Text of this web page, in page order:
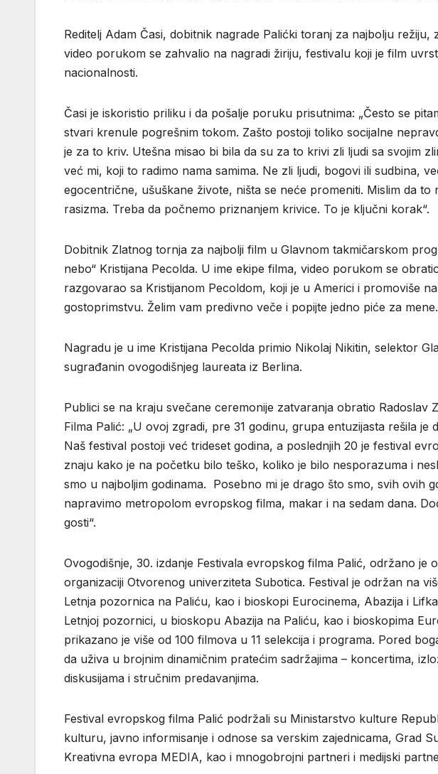
Reditelj Adam Časi, dobitnik nagrade Palićki toranj za najbolju režiju,
video porukom se zahvalio na nagradi žiriju, festivalu koji je film
nacionalnosti.
Časi je iskoristio priliku i da pošalje poruku prisutnima: „Često se
stvari krenule pogrešnim tokom. Zašto postoji toliko socijalne
je za to kriv. Utešna misao bi bila da su za to krivi zli ljudi sa svojim
već mi, koji to radimo nama samima. Ne zli ljudi, bogovi ili sudbina,
egocentrične, ušuškane živote, ništa se neće promeniti. Mislim da
rasizma. Treba da počnemo priznanjem krivice. To je ključni korak“.
Dobitnik Zlatnog tornja za najbolji film u Glavnom takmičarskom
nebo“ Kristijana Pecolda. U ime ekipe filma, video porukom se
razgovarao sa Kristijanom Pecoldom, koji je u Americi i promoviše
gostoprimstvu. Želim vam predivno veče i popijte jedno piće za
Nagradu je u ime Kristijana Pecolda primio Nikolaj Nikitin, selektor
sugrađanin ovogodišnjeg laureata iz Berlina.
Publici se na kraju svečane ceremonije zatvaranja obratio Radoslav
Filma Palić: „U ovoj zgradi, pre 31 godinu, grupa entuzijasta rešila
Naš festival postoji već trideset godina, a poslednjih 20 je festival
znaju kako je na početku bilo teško, koliko je bilo nesporazuma i
smo u najboljim godinama. Posebno mi je drago što smo, svih ovih
napravimo metropolom evropskog filma, makar i na sedam dana.
gosti“.
Ovogodišnje, 30. izdanje Festivala evropskog filma Palić, održano je
organizaciji Otvorenog univerziteta Subotica. Festival je održan na
Letnja pozornica na Paliću, kao i bioskopi Eurocinema, Abazija i
Letnjoj pozornici, u bioskopu Abazija na Paliću, kao i bioskopima
prikazano je više od 100 filmova u 11 selekcija i programa. Pored
da uživa u brojnim dinamičnim pratećim sadržajima – koncertima,
diskusijama i stručnim predavanjima.
Festival evropskog filma Palić podržali su Ministarstvo kulture
kulturu, javno informisanje i odnose sa verskim zajednicama, Grad
Kreativna evropa MEDIA, kao i mnogobrojni partneri i medijski